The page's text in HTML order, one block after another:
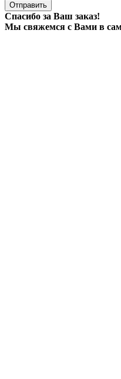
Отправить
Спасибо за Ваш заказ!
Мы свяжемся с Вами в